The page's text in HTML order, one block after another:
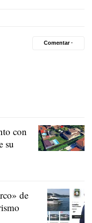
Comentar ·
con
su
de